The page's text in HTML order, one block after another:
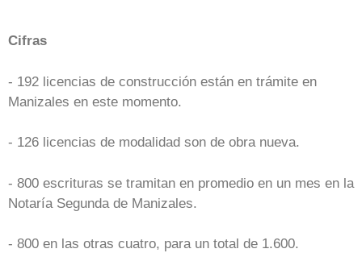
Cifras
- 192 licencias de construcción están en trámite en
Manizales en este momento.
- 126 licencias de modalidad son de obra nueva.
- 800 escrituras se tramitan en promedio en un mes en la
Notaría Segunda de Manizales.
- 800 en las otras cuatro, para un total de 1.600.